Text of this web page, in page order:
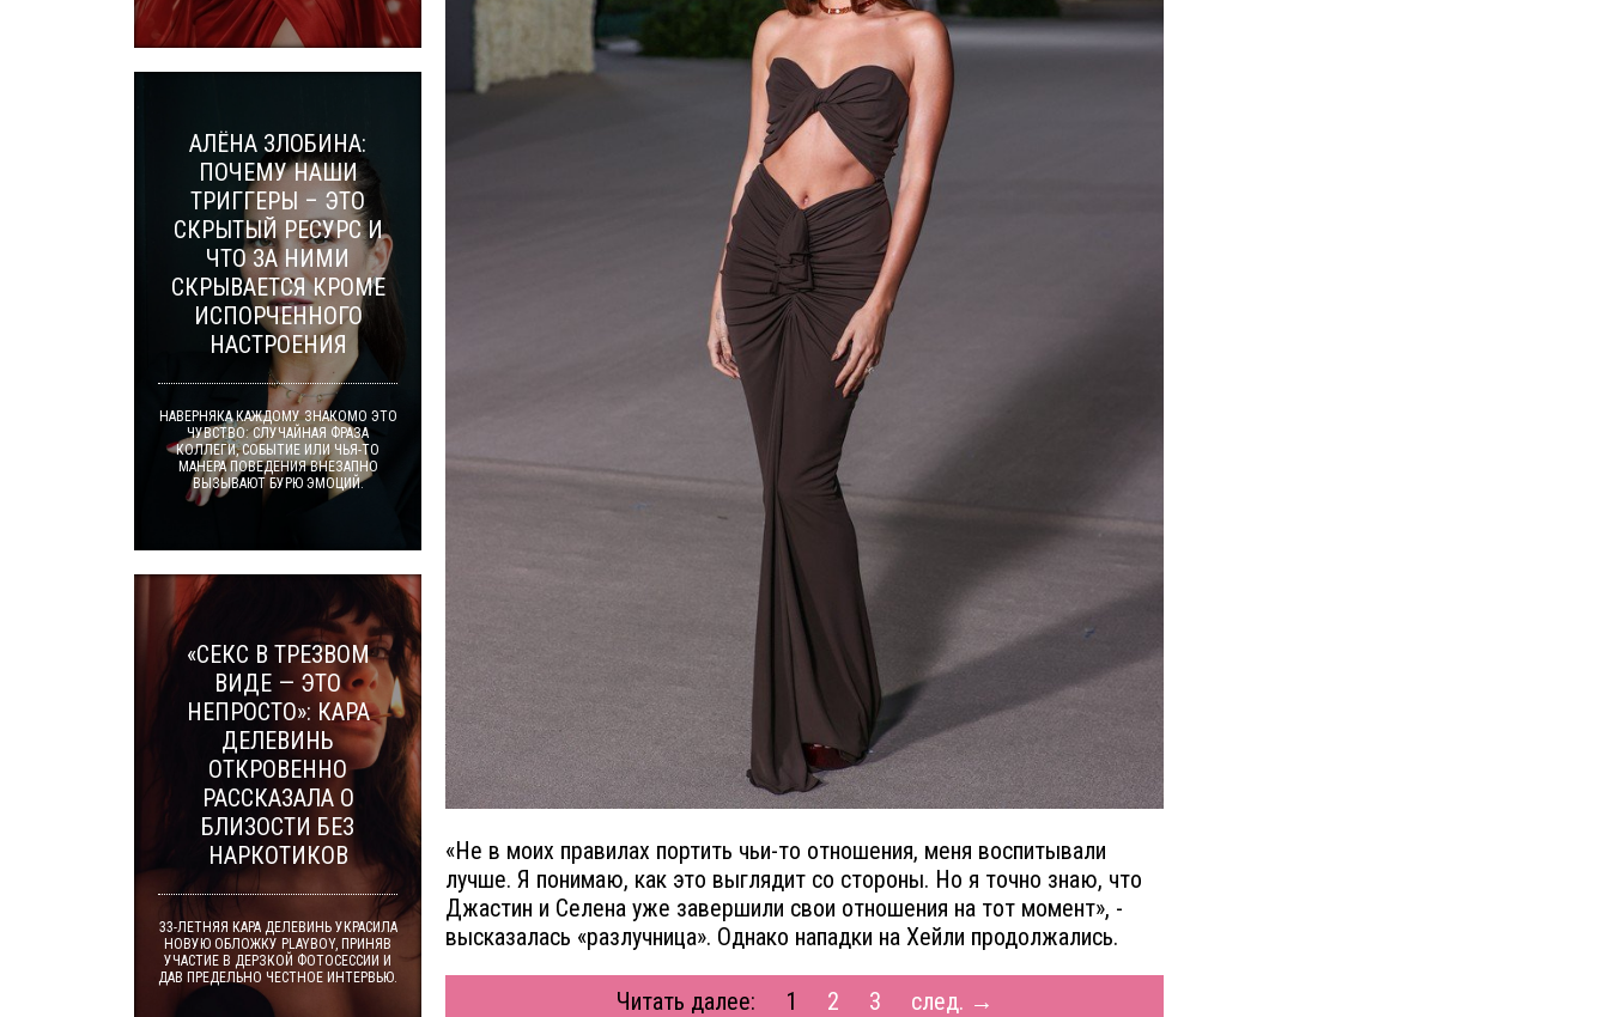
«Не в моих правилах портить чьи-то отношения, меня воспитывали
лучше. Я понимаю, как это выглядит со стороны. Но я точно знаю, что
Джастин и Селена уже завершили свои отношения на тот момент», -
высказалась «разлучница». Однако нападки на Хейли продолжались.
Читать далее: 1 2 3 след. →
АЛЁНА ЗЛОБИНА:
ПОЧЕМУ НАШИ
ТРИГГЕРЫ – ЭТО
СКРЫТЫЙ РЕСУРС И
ЧТО ЗА НИМИ
СКРЫВАЕТСЯ КРОМЕ
ИСПОРЧЕННОГО
НАСТРОЕНИЯ
НАВЕРНЯКА КАЖДОМУ ЗНАКОМО ЭТО
ЧУВСТВО: СЛУЧАЙНАЯ ФРАЗА
КОЛЛЕГИ, СОБЫТИЕ ИЛИ ЧЬЯ-ТО
МАНЕРА ПОВЕДЕНИЯ ВНЕЗАПНО
ВЫЗЫВАЮТ БУРЮ ЭМОЦИЙ.
«СЕКС В ТРЕЗВОМ
ВИДЕ — ЭТО
НЕПРОСТО»: КАРА
ДЕЛЕВИНЬ
ОТКРОВЕННО
РАССКАЗАЛА О
БЛИЗОСТИ БЕЗ
НАРКОТИКОВ
33-ЛЕТНЯЯ КАРА ДЕЛЕВИНЬ УКРАСИЛА
НОВУЮ ОБЛОЖКУ PLAYBOY, ПРИНЯВ
УЧАСТИЕ В ДЕРЗКОЙ ФОТОСЕССИИ И
ДАВ ПРЕДЕЛЬНО ЧЕСТНОЕ ИНТЕРВЬЮ.